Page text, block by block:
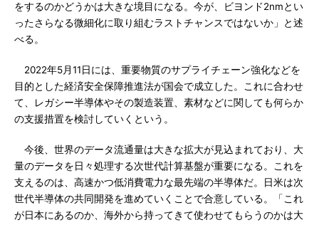
をするのかどうかは大きな境目になる。今が、ビヨンド2nmとい
ったさらなる微細化に取り組むラストチャンスではないか」と述
べる。
2022年5月11日には、重要物質のサプライチェーン強化などを
目的とした経済安全保障推進法が国会で成立した。これに合わせ
て、レガシー半導体やその製造装置、素材などに関しても何らか
の支援措置を検討していくという。
今後、世界のデータ流通量は大きな拡大が見込まれており、大
量のデータを日々処理する次世代計算基盤が重要になる。これを
支えるのは、高速かつ低消費電力な最先端の半導体だ。日米は次
世代半導体の共同開発を進めていくことで合意している。「これ
が日本にあるのか、海外から持ってきて使わせてもらうのかは大